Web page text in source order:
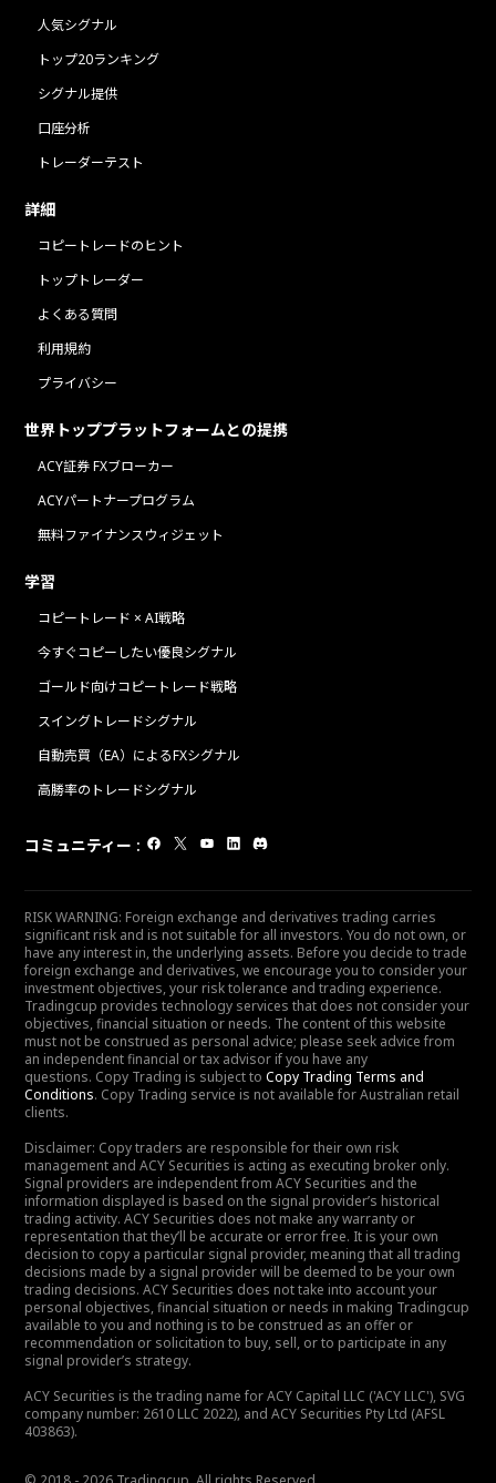
人気シグナル
トップ20ランキング
シグナル提供
口座分析
トレーダーテスト
詳細
コピートレードのヒント
トップトレーダー
よくある質問
利用規約
プライバシー
世界トッププラットフォームとの提携
ACY証券 FXブローカー
ACYパートナープログラム
無料ファイナンスウィジェット
学習
コピートレード × AI戦略
今すぐコピーしたい優良シグナル
ゴールド向けコピートレード戦略
スイングトレードシグナル
自動売買（EA）によるFXシグナル
高勝率のトレードシグナル
コミュニティー :
RISK WARNING: Foreign exchange and derivatives trading carries
significant risk and is not suitable for all investors. You do not own, or
have any interest in, the underlying assets. Before you decide to trade
foreign exchange and derivatives, we encourage you to consider your
investment objectives, your risk tolerance and trading experience.
Tradingcup provides technology services that does not consider your
objectives, financial situation or needs. The content of this website
must not be construed as personal advice; please seek advice from
an independent financial or tax advisor if you have any
questions. Copy Trading is subject to Copy Trading Terms and
Conditions. Copy Trading service is not available for Australian retail
clients.
Disclaimer: Copy traders are responsible for their own risk
management and ACY Securities is acting as executing broker only.
Signal providers are independent from ACY Securities and the
information displayed is based on the signal provider’s historical
trading activity. ACY Securities does not make any warranty or
representation that they’ll be accurate or error free. It is your own
decision to copy a particular signal provider, meaning that all trading
decisions made by a signal provider will be deemed to be your own
trading decisions. ACY Securities does not take into account your
personal objectives, financial situation or needs in making Tradingcup
available to you and nothing is to be construed as an offer or
recommendation or solicitation to buy, sell, or to participate in any
signal provider’s strategy.
ACY Securities is the trading name for ACY Capital LLC ('ACY LLC'), SVG
company number: 2610 LLC 2022), and ACY Securities Pty Ltd (AFSL
403863).